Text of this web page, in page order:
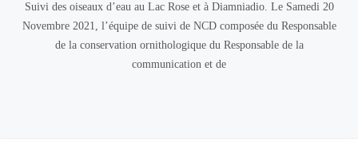
Suivi des oiseaux d’eau au Lac Rose et à Diamniadio. Le Samedi 20
Novembre 2021, l’équipe de suivi de NCD composée du Responsable
de la conservation ornithologique du Responsable de la
communication et de